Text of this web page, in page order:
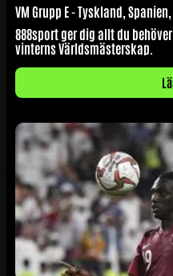
VM Grupp E - Tyskland,
888sport ger dig allt du
vinterns Världsmästerskap.